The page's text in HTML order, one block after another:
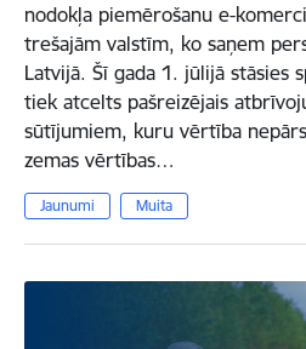
nodokļa piemērošanu e-
trešajām valstīm, ko saņem
Latvijā. Šī gada 1. jūlijā stāsies
tiek atcelts pašreizējais
sūtījumiem, kuru vērtība
zemas vērtības…
Jaunumi Muita